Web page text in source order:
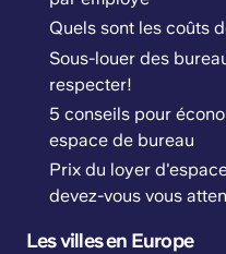
Quels sont les coûts
Sous-louer des
respecter!
5 conseils pour
espace de bureau
Prix du loyer
devez-vous vous
Les villes en Europe